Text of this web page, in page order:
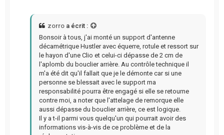
zorro a écrit :
Bonsoir à tous, j'ai monté un support d'antenne
décamétrique Hustler avec équerre, rotule et ressort sur
le hayon d'une Clio et celui-ci dépasse de 2 cm de
l'aplomb du bouclier arrière. Au contrôle technique il
m'a été dit qu'il fallait que je le démonte car si une
personne se blessait avec le support ma
responsabilité pourra être engagé si elle se retourne
contre moi, a noter que l'attelage de remorque elle
aussi dépasse du bouclier arrière, ce est logique.
Il y a t-il parmi vous quelqu'un qui pourrait avoir des
informations vis-à-vis de ce problème et de la